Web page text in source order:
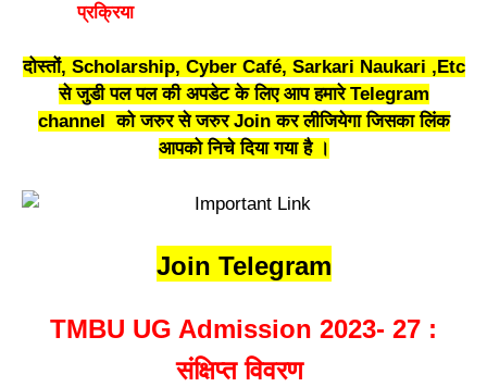
प्रक्रिया
दोस्तों, Scholarship, Cyber Café, Sarkari Naukari ,Etc
से जुडी पल पल की अपडेट के लिए आप हमारे Telegram
channel को जरुर से जरुर Join कर लीजियेगा जिसका लिंक
आपको निचे दिया गया है ।
Join Telegram
TMBU UG Admission 2023- 27 :
संक्षिप्त विवरण